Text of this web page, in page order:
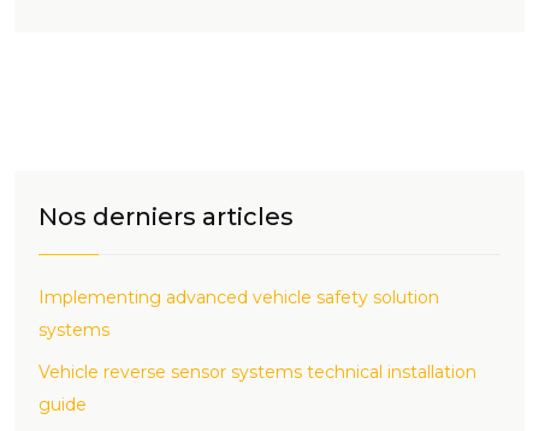
Nos derniers articles
Implementing advanced vehicle safety solution
systems
Vehicle reverse sensor systems technical installation
guide